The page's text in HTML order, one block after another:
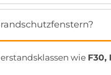
wie F30,